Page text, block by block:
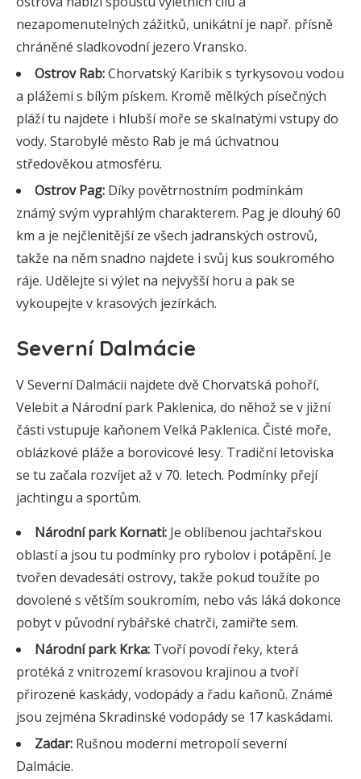
nezapomenutelných zážitků, unikátní je např. přísně
chráněné sladkovodní jezero Vransko.
Ostrov Rab:Chorvatský Karibik s tyrkysovou vodou
a plážemi s bílým pískem. Kromě mělkých písečných
pláží tu najdete i hlubší moře se skalnatými vstupy do
vody. Starobylé město Rab je má úchvatnou
středověkou atmosféru.
Ostrov Pag: Díky povětrnostním podmínkám
známý svým vyprahlým charakterem. Pag je dlouhý 60
km a je nejčlenitější ze všech jadranských ostrovů,
takže na něm snadno najdete i svůj kus soukromého
ráje. Udělejte si výlet na nejvyšší horu a pak se
vykoupejte v krasových jezírkách.
Severní Dalmácie
V Severní Dalmácii najdete dvě Chorvatská pohoří,
Velebit a Národní park Paklenica, do něhož se v jižní
části vstupuje kaňonem Velká Paklenica. Čisté moře,
oblázkové pláže a borovicové lesy. Tradiční letoviska
se tu začala rozvíjet až v 70. letech. Podmínky přejí
jachtingu a sportům.
Národní park Kornati: Je oblíbenou jachtařskou
oblastí a jsou tu podmínky pro rybolov i potápění. Je
tvořen devadesáti ostrovy, takže pokud toužíte po
dovolené s větším soukromím, nebo vás láká dokonce
pobyt v původní rybářské chatrči, zamiřte sem.
Národní park Krka: Tvoří povodí řeky, která
protéká z vnitrozemí krasovou krajinou a tvoří
přirozené kaskády, vodopády a řadu kaňonů. Známé
jsou zejména Skradinské vodopády se 17 kaskádami.
Zadar: Rušnou moderní metropolí severní
Dalmácie.